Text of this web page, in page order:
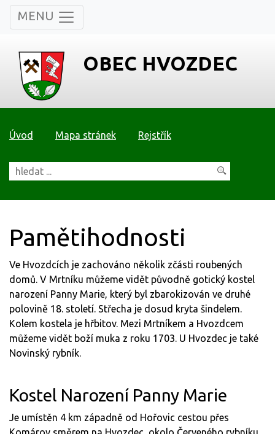
MENU
OBEC HVOZDEC
Úvod Mapa stránek Rejstřík
Pamětihodnosti
Ve Hvozdcích je zachováno několik zčásti roubených
domů. V Mrtníku můžeme vidět původně gotický kostel
narození Panny Marie, který byl zbarokizován ve druhé
polovině 18. století. Střecha je dosud kryta šindelem.
Kolem kostela je hřbitov. Mezi Mrtníkem a Hvozdcem
můžeme vidět boží muka z roku 1703. U Hvozdec je také
Novinský rybník.
Kostel Narození Panny Marie
Je umístěn 4 km západně od Hořovic cestou přes